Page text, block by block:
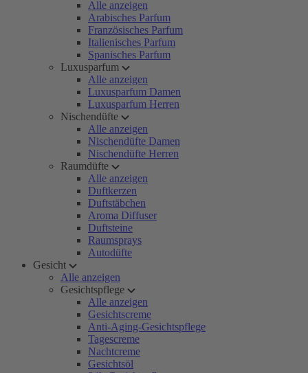
Alle anzeigen
Arabisches Parfum
Französisches Parfum
Italienisches Parfum
Spanisches Parfum
Luxusparfum
Alle anzeigen
Luxusparfum Damen
Luxusparfum Herren
Nischendüfte
Alle anzeigen
Nischendüfte Damen
Nischendüfte Herren
Raumdüfte
Alle anzeigen
Duftkerzen
Duftstäbchen
Aroma Diffuser
Duftsteine
Raumsprays
Autodüfte
Gesicht
Alle anzeigen
Gesichtspflege
Alle anzeigen
Gesichtscreme
Anti-Aging-Gesichtspflege
Tagescreme
Nachtcreme
Gesichtsöl